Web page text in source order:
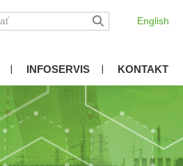
English
INFOSERVIS KONTAKT